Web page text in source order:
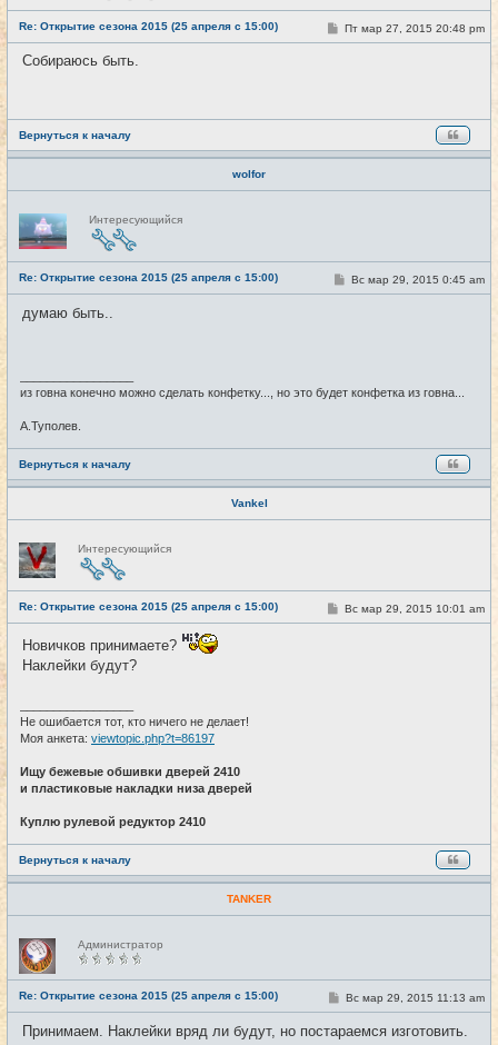
е
т
и
Re: Открытие сезона 2015 (25 апреля с 15:00) #18
С
о
и
Пт мар 27, 2015 20:48 pm
Собираюсь быть.
Вернуться к началу
wolfor
Н
е
в
с
е
т
и
Интересующийся
Re: Открытие сезона 2015 (25 апреля с 15:00) #19
С
о
Вс мар 29, 2015 0:45 am
думаю быть..
из говна конечно можно сделать конфетку..., но это будет конфетка из говна...
А.Туполев.
Вернуться к началу
Vankel
Н
е
в
с
е
т
и
Интересующийся
Re: Открытие сезона 2015 (25 апреля с 15:00) #20
С
о
Вс мар 29, 2015 10:01 am
Новичков принимаете?
Наклейки будут?
Не ошибается тот, кто ничего не делает!
Моя анкета: viewtopic.php?t=86197
Ищу бежевые обшивки дверей 2410
и пластиковые накладки низа дверей
Куплю рулевой редуктор 2410
Вернуться к началу
TANKER
Н
е
в
с
е
т
и
Администратор
Re: Открытие сезона 2015 (25 апреля с 15:00) #21
С
о
б
Вс мар 29, 2015 11:13 am
Принимаем. Наклейки вряд ли будут, но постараемся изготовить.